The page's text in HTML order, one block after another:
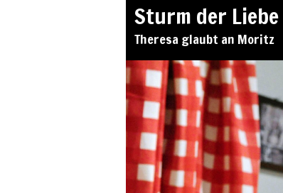
Sturm der Liebe
Theresa glaubt an Moritz